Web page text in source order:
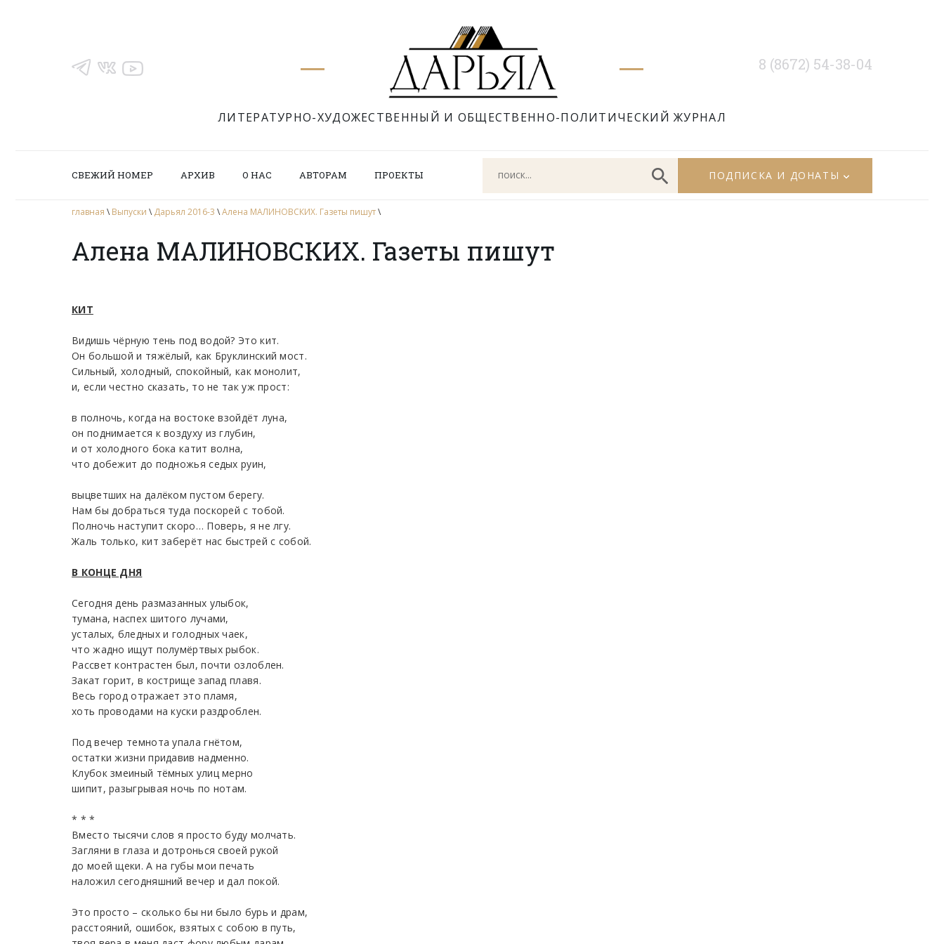
ЛИТЕРАТУРНО-ХУДОЖЕСТВЕННЫЙ И ОБЩЕСТВЕННО-ПОЛИТИЧЕСКИЙ ЖУРНАЛ
8 (8672) 54-38-04
СВЕЖИЙ НОМЕР АРХИВ О НАС АВТОРАМ ПРОЕКТЫ ПОДПИСКА И ДОНАТЫ
главная \ Выпуски \ Дарьял 2016-3 \Алена МАЛИНОВСКИХ. Газеты пишут\
Алена МАЛИНОВСКИХ. Газеты пишут
КИТ
Видишь чёрную тень под водой? Это кит.
Он большой и тяжёлый, как Бруклинский мост.
Сильный, холодный, спокойный, как монолит,
и, если честно сказать, то не так уж прост:
в полночь, когда на востоке взойдёт луна,
он поднимается к воздуху из глубин,
и от холодного бока катит волна,
что добежит до подножья седых руин,
выцветших на далёком пустом берегу.
Нам бы добраться туда поскорей с тобой.
Полночь наступит скоро… Поверь, я не лгу.
Жаль только, кит заберёт нас быстрей с собой.
В КОНЦЕ ДНЯ
Сегодня день размазанных улыбок,
тумана, наспех шитого лучами,
усталых, бледных и голодных чаек,
что жадно ищут полумёртвых рыбок.
Рассвет контрастен был, почти озлоблен.
Закат горит, в кострище запад плавя.
Весь город отражает это пламя,
хоть проводами на куски раздроблен.
Под вечер темнота упала гнётом,
остатки жизни придавив надменно.
Клубок змеиный тёмных улиц мерно
шипит, разыгрывая ночь по нотам.
* * *
Вместо тысячи слов я просто буду молчать.
Загляни в глаза и дотронься своей рукой
до моей щеки. А на губы мои печать
наложил сегодняшний вечер и дал покой.
Это просто – сколько бы ни было бурь и драм,
расстояний, ошибок, взятых с собою в путь,